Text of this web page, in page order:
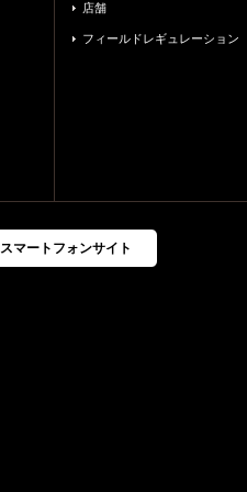
店舗
フィールドレギュレーション
スマートフォンサイト